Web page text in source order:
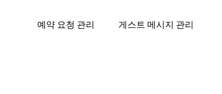
예약 요청 관리 게스트 메⁠시⁠지 관⁠리